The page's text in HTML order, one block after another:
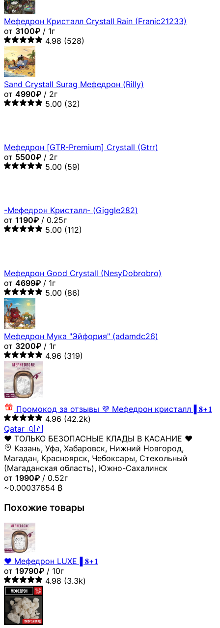
Мефедрон Кристалл Crystall Rain (Franic21233)
от 3100₽ / 1г
4.98 (528)
Sand Crystall Surag Мефедрон (Rilly)
от 4990₽ / 2г
5.00 (32)
Мефедрон [GTR-Premium] Crystall (Gtrr)
от 5500₽ / 2г
5.00 (59)
-Мефедрон Кристалл- (Giggle282)
от 1190₽ / 0.25г
5.00 (112)
Мефедрон Good Crystall (NesyDobrobro)
от 4699₽ / 1г
5.00 (86)
Мефедрон Мука "Эйфория" (adamdc26)
от 3200₽ / 1г
4.96 (319)
Промокод за отзывы 💜 Мефедрон кристалл▐ 𝟖+𝟏
4.96 (42.2k)
Qatar 🇶🇦
♥️ ТОЛЬКО БЕЗОПАСНЫЕ КЛАДЫ В КАСАНИЕ ♥️
Казань, Уфа, Хабаровск, Нижний Новгород,
Магадан, Красноярск, Чебоксары, Стекольный
(Магаданская область), Южно-Сахалинск
от 1990₽ / 0.52г
~0.00037654 ₿
Похожие товары
❤️ Мефедрон LUXE▐ 𝟖+𝟏
от 19790₽ / 10г
4.98 (3.3k)